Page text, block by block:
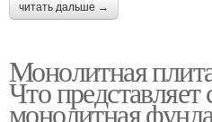
читать дальше →
Монолитная
Что представляет
монолитная